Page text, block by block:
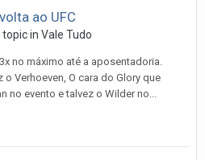
ao UFC
topic in Vale Tudo
no máximo até a aposentadoria.
Verhoeven, O cara do Glory que
no evento e talvez o Wilder no...